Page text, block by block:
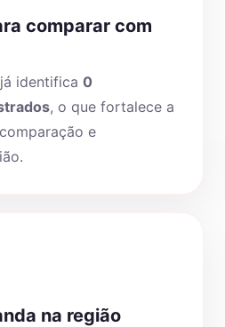
comparar com
identifica 0
, o que fortalece a
e
na região